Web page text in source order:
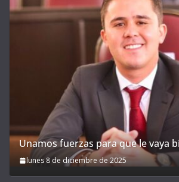
Unamos fuerzas para que le vaya
lunes 8 de diciembre de 2025